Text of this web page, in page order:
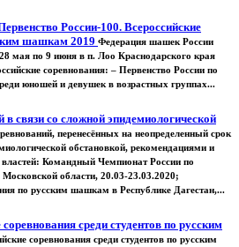
России-100. Всероссийские
шашкам 2019 Федерация шашек России
мая по 9 июня в п. Лоо Краснодарского края
соревнования: – Первенство России по
юношей и девушек в возрастных группах...
в связи со сложной эпидемиологической
перенесённых на неопределенный срок
обстановкой, рекомендациями и
Командный Чемпионат России по
области, 20.03-23.03.2020;
по русским шашкам в Республике Дагестан,...
среди студентов по русским
соревнования среди студентов по русским